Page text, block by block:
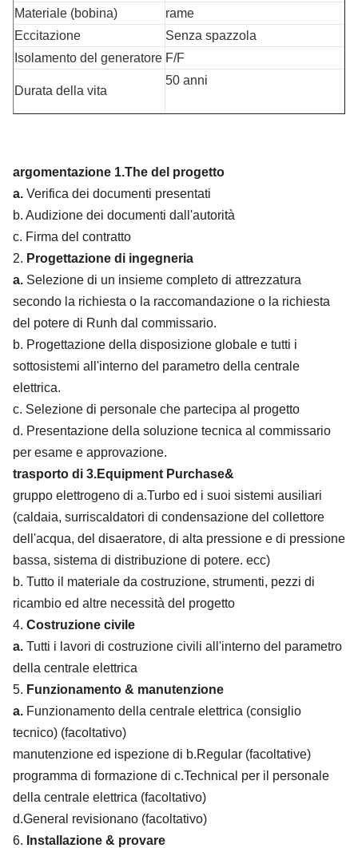
Materiale (bobina)
rame
Eccitazione
Senza spazzola
Isolamento del generatore F/F
Durata della vita
50 anni
argomentazione 1.The del progetto
a. Verifica dei documenti presentati
b. Audizione dei documenti dall'autorità
c. Firma del contratto
2. Progettazione di ingegneria
a. Selezione di un insieme completo di attrezzatura
secondo la richiesta o la raccomandazione o la richiesta
del potere di Runh dal commissario.
b. Progettazione della disposizione globale e tutti i
sottosistemi all'interno del parametro della centrale
elettrica.
c. Selezione di personale che partecipa al progetto
d. Presentazione della soluzione tecnica al commissario
per esame e approvazione.
trasporto di 3.Equipment Purchase&
gruppo elettrogeno di a.Turbo ed i suoi sistemi ausiliari
(caldaia, surriscaldatori di condensazione del collettore
dell'acqua, del disaeratore, di alta pressione e di pressione
bassa, sistema di distribuzione di potere. ecc)
b. Tutto il materiale da costruzione, strumenti, pezzi di
ricambio ed altre necessità del progetto
4. Costruzione civile
a. Tutti i lavori di costruzione civili all'interno del parametro
della centrale elettrica
5. Funzionamento & manutenzione
a. Funzionamento della centrale elettrica (consiglio
tecnico) (facoltativo)
manutenzione ed ispezione di b.Regular (facoltative)
programma di formazione di c.Technical per il personale
della centrale elettrica (facoltativo)
d.General revisionano (facoltativo)
6. Installazione & provare